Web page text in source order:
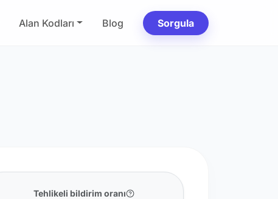
Alan Kodları Blog Sorgula
Tehlikeli bildirim oranı